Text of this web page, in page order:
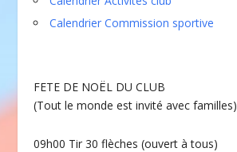
Calendrier Commission sportive
FETE DE NOËL DU CLUB
(Tout le monde est invité avec familles)
09h00 Tir 30 flèches (ouvert à tous)